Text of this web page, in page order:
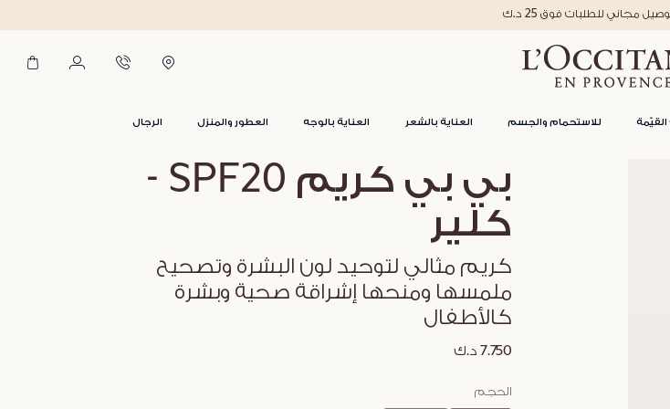
القيّمة للاستحمام والجسم العناية بالشعر العناية بالوجه العطور والمنزل الرجال
مجاني للطلبات فوق 25 د.ك
بي بي كريم SPF20 -
كلير
كريم مثالي لتوحيد لون البشرة وتصحيح
ملمسها ومنحها إشراقة صحية وبشرة
كالأطفال
7.750 د.ك
الحجم